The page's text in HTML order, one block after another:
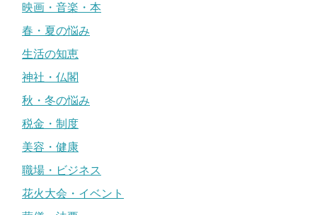
映画・音楽・本
春・夏の悩み
生活の知恵
神社・仏閣
秋・冬の悩み
税金・制度
美容・健康
職場・ビジネス
花火大会・イベント